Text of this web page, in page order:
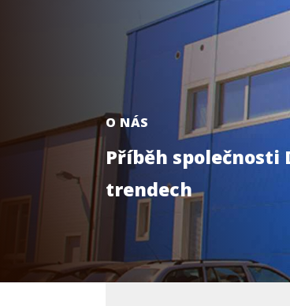
O NÁS
Příběh společnosti
trendech